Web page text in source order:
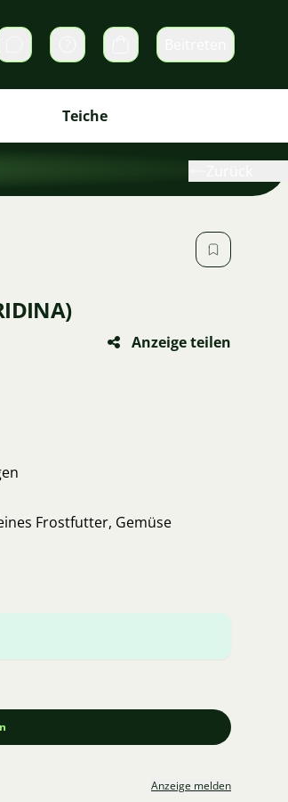
DirektnachrichtenWarenkorb
Teiche
Anzeige teilen
Frostfutter, Gemüse
Schnecken und Muscheln
Anzeige melden